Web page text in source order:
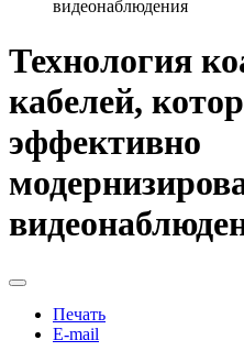
видеонаблюдения
Технология
кабелей,
эффективно
Печать
E-mail